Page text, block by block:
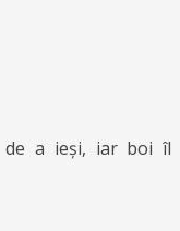
de a ieși, iar boi îl